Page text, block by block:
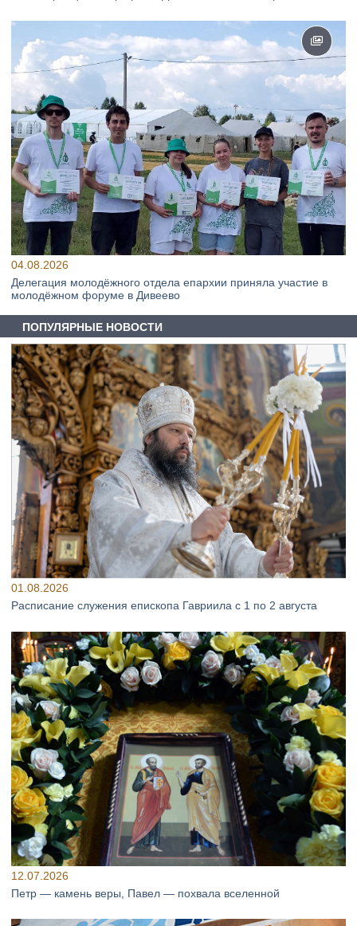
04.08.2026
Делегация молодёжного отдела епархии приняла участие в
молодёжном форуме в Дивеево
ПОПУЛЯРНЫЕ НОВОСТИ
01.08.2026
Расписание служения епископа Гавриила с 1 по 2 августа
12.07.2026
Петр — камень веры, Павел — похвала вселенной